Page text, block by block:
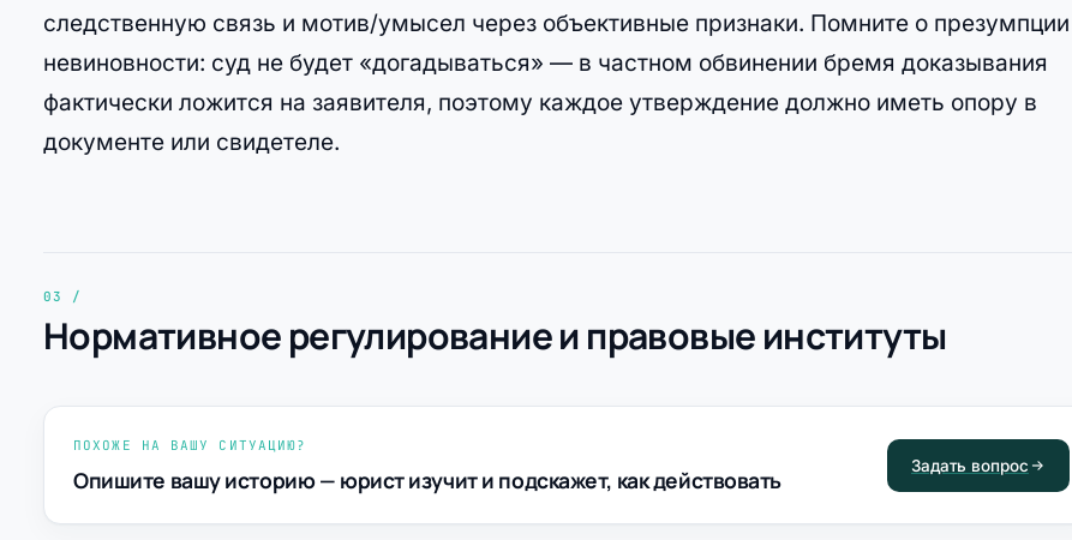
следственную связь и мотив/умысел через объективные признаки. Помните о презумпции
невиновности: суд не будет «догадываться» — в частном обвинении бремя доказывания
фактически ложится на заявителя, поэтому каждое утверждение должно иметь опору в
документе или свидетеле.
Нормативное регулирование и правовые институты
ПОХОЖЕ НА ВАШУ СИТУАЦИЮ?
Опишите вашу историю — юрист изучит и подскажет, как действовать
Задать вопрос